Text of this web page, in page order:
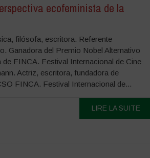
ecofeminista de la
filósofa, escritora. Referente
Ganadora del Premio Nobel Alternativo
FINCA. Festival Internacional de Cine
Actriz, escritora, fundadora de
FINCA. Festival Internacional de...
LIRE LA SUITE